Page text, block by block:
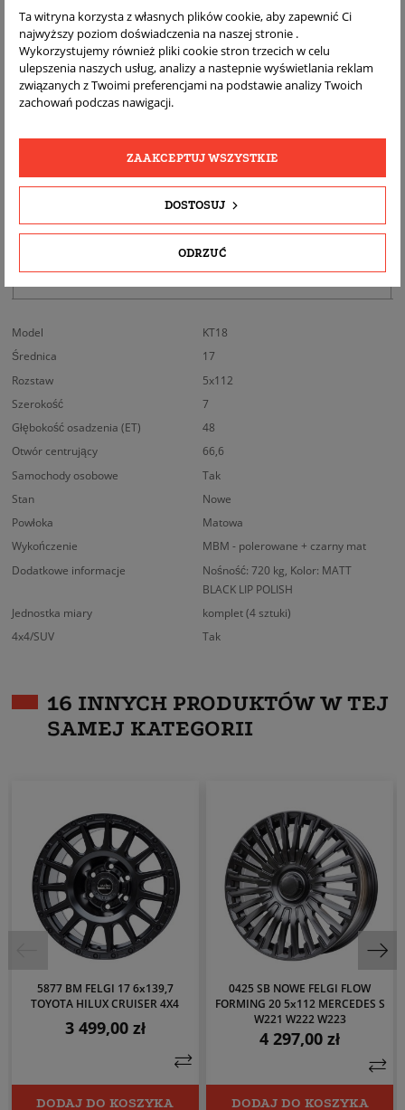
DARMOWA
WYSYŁKA
BEZPŁATNY
REALNE
SZCZEGÓŁY PRODUKTU
DOPASOWANIE
Model
KT18
Średnica
17
Rozstaw
5x112
Szerokość
7
Głębokość osadzenia (ET)
48
Otwór centrujący
66,6
Samochody osobowe
Tak
Stan
Nowe
Powłoka
Matowa
Wykończenie
MBM - polerowane + czarny mat
Dodatkowe informacje
Nośność: 720 kg, Kolor: MATT
BLACK LIP POLISH
Jednostka miary
komplet (4 sztuki)
4x4/SUV
Tak
16 INNYCH PRODUKTÓW W TEJ
SAMEJ KATEGORII
5877 BM FELGI 17 6x139,7
TOYOTA HILUX CRUISER 4X4
Cena
3 499,00 zł
DODAJ DO KOSZYKA
0425 SB NOWE FELGI FLOW
FORMING 20 5x112 MERCEDES S
W221 W222 W223
Cena
4 297,00 zł
DODAJ DO KOSZYKA
Ta witryna korzysta z własnych plików cookie, aby zapewnić Ci
najwyższy poziom doświadczenia na naszej stronie .
Wykorzystujemy również pliki cookie stron trzecich w celu
ulepszenia naszych usług, analizy a nastepnie wyświetlania reklam
związanych z Twoimi preferencjami na podstawie analizy Twoich
zachowań podczas nawigacji.
ODRZUĆ
DOSTOSUJ
ZAAKCEPTUJ WSZYSTKIE